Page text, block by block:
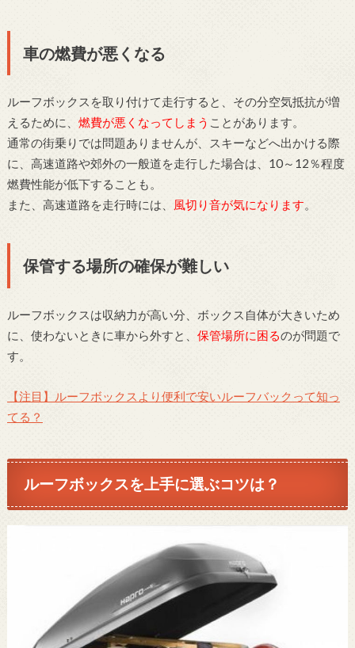
車の燃費が悪くなる
ルーフボックスを取り付けて走行すると、その分空気抵抗が増
えるために、 燃費が悪くなってしまう ことがあります。
通常の街乗りでは問題ありませんが、スキーなどへ出かける際
に、高速道路や郊外の一般道を走行した場合は、10～12％程度
燃費性能が低下することも。
また、高速道路を走行時には、
風切り音が気になります。
保管する場所の確保が難しい
ルーフボックスは収納力が高い分、ボックス自体が大きいため
に、使わないときに車から外すと、 保管場所に困るのが問題で
す。
【注目】ルーフボックスより便利で安いルーフバックって知っ
てる？
ルーフボックスを上手に選ぶコツは？